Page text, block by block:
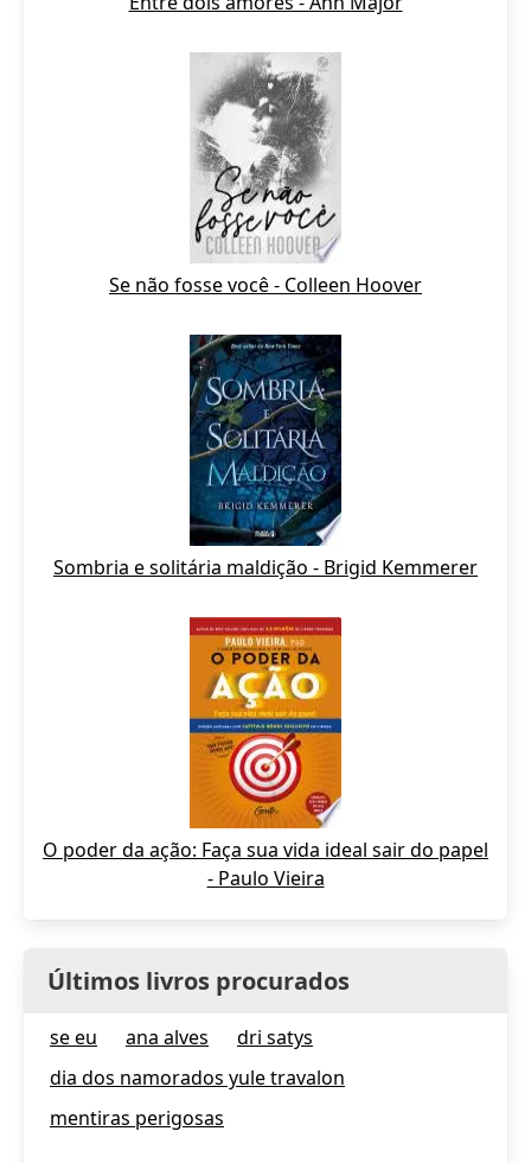
Se não fosse você - Colleen Hoover
Sombria e solitária maldição - Brigid Kemmerer
O poder da ação: Faça sua vida ideal sair do papel
- Paulo Vieira
Últimos livros procurados
se eu ana alves
dri satys
dia dos namorados yule travalon
mentiras perigosas